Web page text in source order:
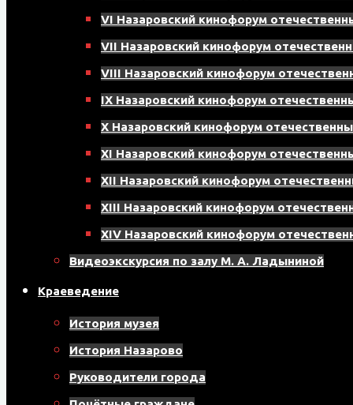
VI Назаровский кинофорум
VII Назаровский кинофорум
VIII Назаровский кинофорум
IX Назаровский кинофорум
X Назаровский кинофорум
XI Назаровский кинофорум
XII Назаровский кинофорум
XIII Назаровский кинофорум
XIV Назаровский кинофорум
Видеоэкскурсия по залу М. А. Ладыниной
Краеведение
История музея
История Назарово
Руководители города